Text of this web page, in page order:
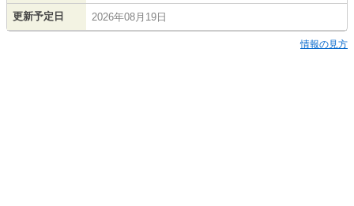
更新予定日 2026年08月19日
情報の見方